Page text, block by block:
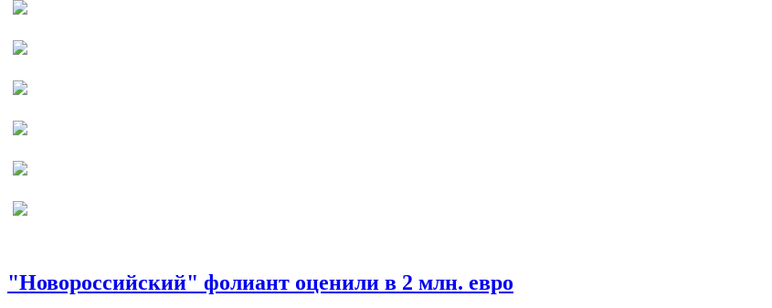
"Новороссийский" фолиант оценили в 2 млн. евро